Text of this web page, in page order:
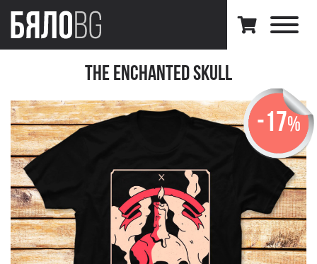
The Enchanted Skull
-17%